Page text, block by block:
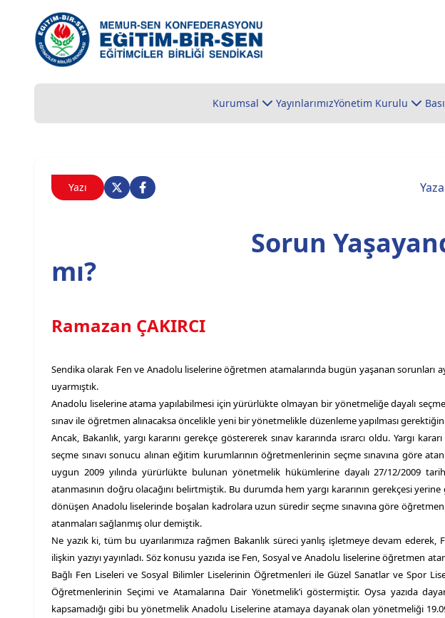
Kurumsal YayınlarımızYönetim Kurulu
Yazı
Sorun
mı?
Ramazan ÇAKIRCI
Sendika olarak Fen ve Anadolu liselerine öğretmen atamalarında bugün yaşanan sorunları
uyarmıştık.
Anadolu liselerine atama yapılabilmesi için yürürlükte olmayan bir yönetmeliğe dayalı seçme
sınav ile öğretmen alınacaksa öncelikle yeni bir yönetmelikle düzenleme yapılması
Ancak, Bakanlık, yargı kararını gerekçe göstererek sınav kararında ısrarcı oldu. Yargı
seçme sınavı sonucu alınan eğitim kurumlarının öğretmenlerinin seçme sınavına göre
uygun 2009 yılında yürürlükte bulunan yönetmelik hükümlerine dayalı 27/12/2009
atanmasının doğru olacağını belirtmiştik. Bu durumda hem yargı kararının gerekçesi
dönüşen Anadolu liselerinde boşalan kadrolara uzun süredir seçme sınavına göre
atanmaları sağlanmış olur demiştik.
Ne yazık ki, tüm bu uyarılarımıza rağmen Bakanlık süreci yanlış işletmeye devam
ilişkin yazıyı yayınladı. Söz konusu yazıda ise Fen, Sosyal ve Anadolu liselerine öğretmen
Bağlı Fen Liseleri ve Sosyal Bilimler Liselerinin Öğretmenleri ile Güzel Sanatlar ve Spor
Öğretmenlerinin Seçimi ve Atamalarına Dair Yönetmelik’i göstermiştir. Oysa yazıda
kapsamadığı gibi bu yönetmelik Anadolu Liselerine atamaya dayanak olan yönetmeliği